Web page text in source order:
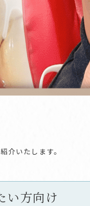
介いたします。
い方向け